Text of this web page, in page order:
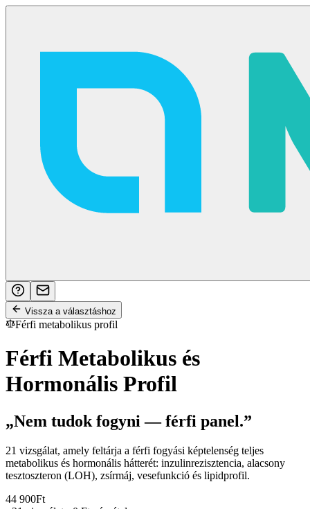
Vissza a választáshoz
Férfi metabolikus profil
Férfi Metabolikus és
Hormonális Profil
„Nem tudok fogyni — férfi panel.”
21 vizsgálat, amely feltárja a férfi fogyási képtelenség teljes
metabolikus és hormonális hátterét: inzulinrezisztencia, alacsony
tesztoszteron (LOH), zsírmáj, vesefunkció és lipidprofil.
44 900Ft